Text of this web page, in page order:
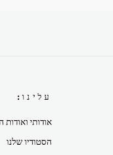
עלינו:
אודותי ואודות
הסטודיו שלנו